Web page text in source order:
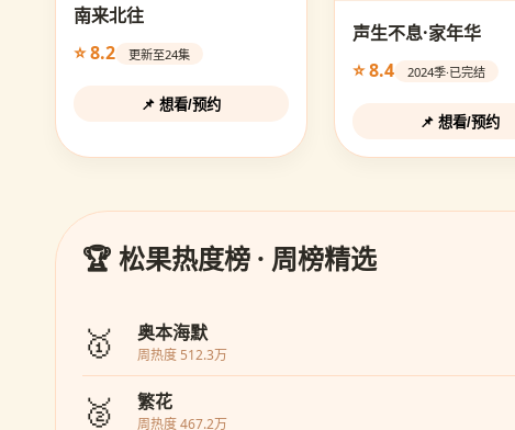
南来北往
⭐ 8.2
更新至24集
📌 想看/预约
声生不息·家年华
⭐ 8.4
2024季·已完结
📌 想看/预约
🏆 松果热度榜 · 周榜精选
🥇 奥本海默
周热度 512.3万
🥈 繁花
周热度 467.2万